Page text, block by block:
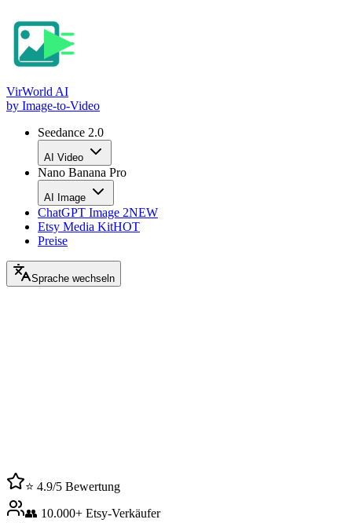
VirWorld AI
by Image-to-Video
Seedance 2.0
AI Video
Nano Banana Pro
AI Image
ChatGPT Image 2NEW
Etsy Media KitHOT
Preise
Sprache wechseln
E
⭐ 4.9/5 Bewertung
👥 10.000+ Etsy-Verkäufer